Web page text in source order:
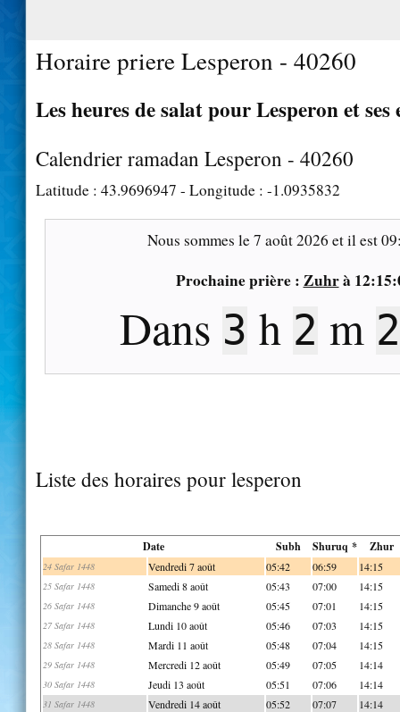
Horaire priere Lesperon - 40260
Les heures de salat pour Lesperon et ses
Calendrier ramadan Lesperon - 40260
Latitude : 43.9696947 - Longitude : -1.0935832
Nous sommes le7 août 2026 et il est
Prochaine prière : Zuhrà
Dans 3 h 2 m 1
Liste des horaires pour lesperon
Date Subh Shuruq * Zhur
24 Safar 1448 Vendredi 7 août 05:42 06:59 14:15
25 Safar 1448 Samedi 8 août 05:43 07:00 14:15
26 Safar 1448 Dimanche 9 août 05:45 07:01 14:15
27 Safar 1448 Lundi 10 août 05:46 07:03 14:15
28 Safar 1448 Mardi 11 août 05:48 07:04 14:15
29 Safar 1448 Mercredi 12 août 05:49 07:05 14:14
30 Safar 1448 Jeudi 13 août 05:51 07:06 14:14
31 Safar 1448 Vendredi 14 août 05:52 07:07 14:14